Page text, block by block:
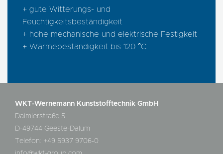
+ gute Witterungs- und
Feuchtigkeitsbeständigkeit
+ hohe mechanische und elektrische Festigkeit
+ Wärmebeständigkeit bis 120 °C
WKT-Wernemann Kunststofftechnik GmbH
Daimlerstraße 5
D-49744 Geeste-Dalum
Telefon: +49 5937 9706-0